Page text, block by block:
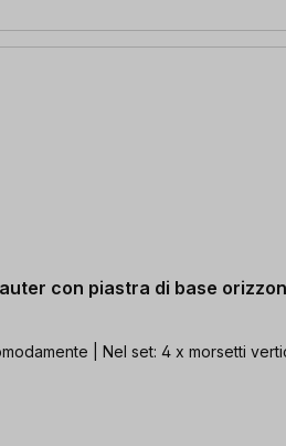
con piastra di base
| Nel set: 4 x morsetti